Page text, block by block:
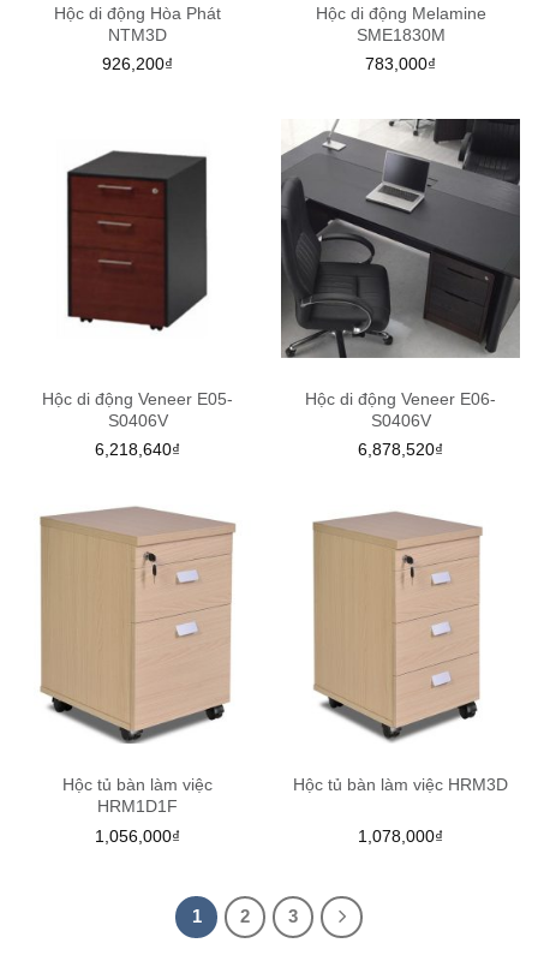
Hộc di động Hòa Phát
NTM3D
926,200₫
Hộc di động Melamine
SME1830M
783,000₫
Hộc di động Veneer E05-
S0406V
6,218,640₫
Hộc di động Veneer E06-
S0406V
6,878,520₫
Hộc tủ bàn làm việc
HRM1D1F
1,056,000₫
Hộc tủ bàn làm việc HRM3D
1,078,000₫
1 2 3